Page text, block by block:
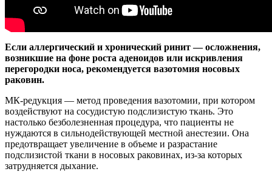
Если аллергический и хронический ринит — осложнения,
возникшие на фоне роста аденоидов или искривления
перегородки носа, рекомендуется вазотомия носовых
раковин.
МК-редукция — метод проведения вазотомии, при котором
воздействуют на сосудистую подслизистую ткань. Это
настолько безболезненная процедура, что пациенты не
нуждаются в сильнодействующей местной анестезии. Она
предотвращает увеличение в объеме и разрастание
подслизистой ткани в носовых раковинах, из-за которых
затрудняется дыхание.